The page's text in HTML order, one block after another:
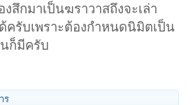
สึกมาเป็นฆราวาสถึงจะเล่า
ครับเพราะต้องกำหนดนิมิตเป็น
ก็มีครับ
ร